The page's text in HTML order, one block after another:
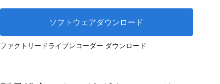
ソフトウェアダウンロード
ファクトリードライブレコーダー ダウンロード